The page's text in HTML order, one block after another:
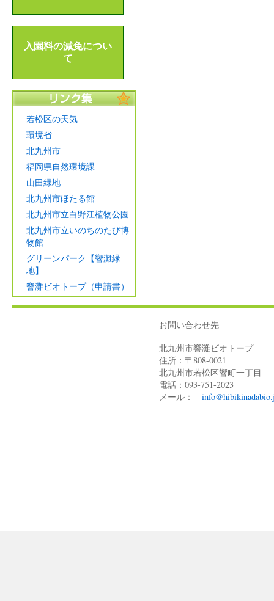
入園料の減免につい
て
若松区の天気
環境省
北九州市
福岡県自然環境課
山田緑地
北九州市ほたる館
北九州市立白野江植物公園
北九州市立いのちのたび博
物館
グリーンパーク【響灘緑
地】
響灘ビオトープ（申請書）
お問い合わせ先
北九州市響灘ビオトープ
住所：〒808-0021
北九州市若松区響町一丁目
電話：093-751-2023
メール：